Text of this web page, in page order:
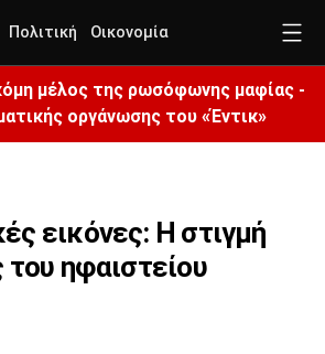
Πολιτική Οικονομία
μέλος της ρωσόφωνης μαφίας -
οργάνωσης του «Έντικ»
εικόνες: Η στιγμή
του ηφαιστείου